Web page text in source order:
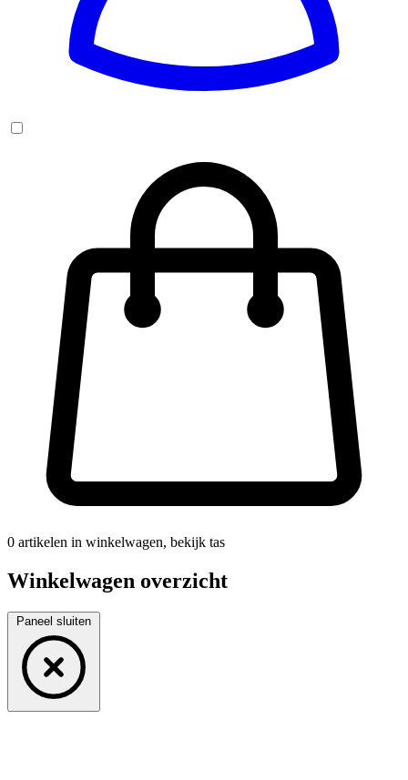
0 artikelen in winkelwagen, bekijk tas
Winkelwagen overzicht
Paneel sluiten